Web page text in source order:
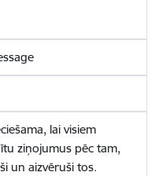
lai visiem
ziņojumus pēc tam,
un aizvēruši tos.